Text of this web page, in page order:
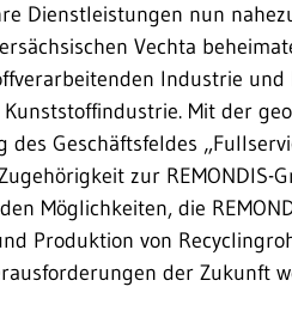
Dienstleistungen nun
Vechta
Industrie
Mit der
Geschäftsfeldes
zur REMONDIS-
Möglichkeiten, die
Produktion von
der Zukunft